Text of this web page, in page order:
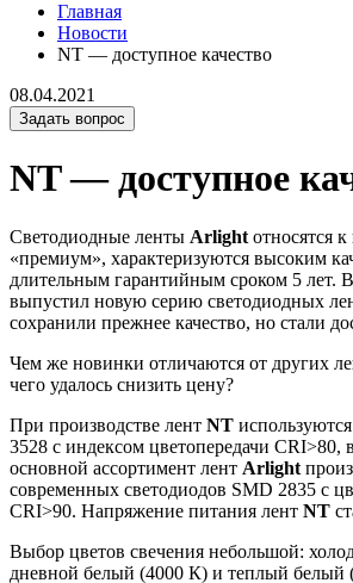
Главная
Новости
NT — доступное качество
08.04.2021
Задать вопрос
NT — доступное
Светодиодные ленты Arlight относятся
«премиум», характеризуются высоким
длительным гарантийным сроком 5 лет.
выпустил новую серию светодиодных
сохранили прежнее качество, но стали
Чем же новинки отличаются от других
чего удалось снизить цену?
При производстве лент NT
3528 с индексом цветопередачи CRI>80,
основной ассортимент лент Arlight
современных светодиодов SMD 2835 с
CRI>90. Напряжение питания лент NT
Выбор цветов свечения небольшой:
дневной белый (4000 К) и теплый белый